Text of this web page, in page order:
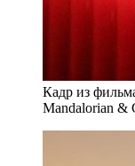
Кадр из
Mandalorian